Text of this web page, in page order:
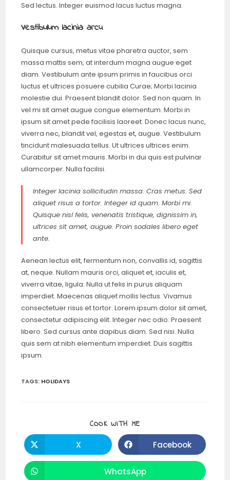
Sed lectus. Integer euismod lacus luctus magna.
Vestibulum lacinia arcu
Quisque cursus, metus vitae pharetra auctor, sem
massa mattis sem, at interdum magna augue eget
diam. Vestibulum ante ipsum primis in faucibus orci
luctus et ultrices posuere cubilia Curae; Morbi lacinia
molestie dui. Praesent blandit dolor. Sed non quam. In
vel mi sit amet augue congue elementum. Morbi in
ipsum sit amet pede facilisis laoreet. Donec lacus nunc,
viverra nec, blandit vel, egestas et, augue. Vestibulum
tincidunt malesuada tellus. Ut ultrices ultrices enim.
Curabitur sit amet mauris. Morbi in dui quis est pulvinar
ullamcorper. Nulla facilisi.
Integer lacinia sollicitudin massa. Cras metus. Sed
aliquet risus a tortor. Integer id quam. Morbi mi.
Quisque nisl felis, venenatis tristique, dignissim in,
ultrices sit amet, augue. Proin sodales libero eget
ante.
Aenean lectus elit, fermentum non, convallis id, sagittis
at, neque. Nullam mauris orci, aliquet et, iaculis et,
viverra vitae, ligula. Nulla ut felis in purus aliquam
imperdiet. Maecenas aliquet mollis lectus. Vivamus
consectetuer risus et tortor. Lorem ipsum dolor sit amet,
consectetur adipiscing elit. Integer nec odio. Praesent
libero. Sed cursus ante dapibus diam. Sed nisi. Nulla
quis sem at nibh elementum imperdiet. Duis sagittis
ipsum.
TAGS: HOLIDAYS
COOK WITH ME
X
Facebook
WhatsApp